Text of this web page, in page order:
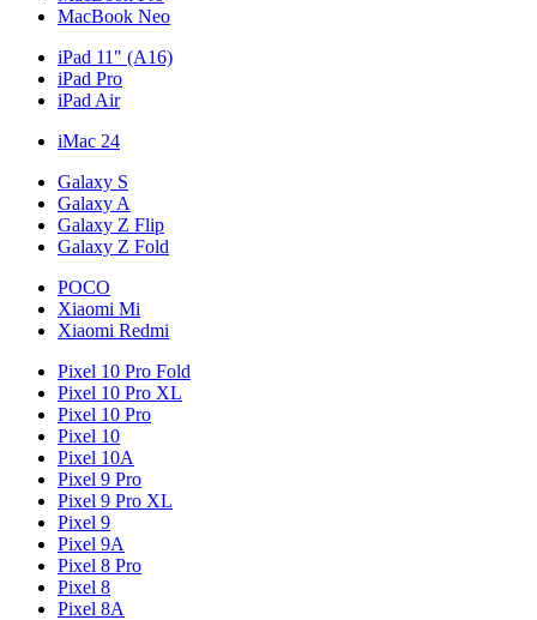
MacBook Neo
iPad 11" (A16)
iPad Pro
iPad Air
iMac 24
Galaxy S
Galaxy A
Galaxy Z Flip
Galaxy Z Fold
POCO
Xiaomi Mi
Xiaomi Redmi
Pixel 10 Pro Fold
Pixel 10 Pro XL
Pixel 10 Pro
Pixel 10
Pixel 10A
Pixel 9 Pro
Pixel 9 Pro XL
Pixel 9
Pixel 9A
Pixel 8 Pro
Pixel 8
Pixel 8A